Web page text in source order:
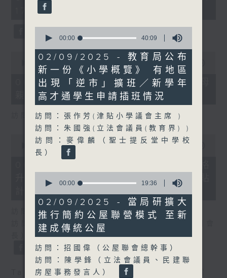
minutes,
17:00 - 18:00)
seconds
minutes,
seconds
06/08/2026 - 5歲男童被虐致死 母
親誤殺及殘酷對待兒童罪成判囚22年
訪問：陳文宜（社福界立法會議員 ）
seconds
minutes,
seconds
00:00 20:08
升幅對基層影響 提優化學校書簿津貼
計劃等建議
訪問：鄧飛（教育界立法會議員）
訪問：吳志華（香港教育出版專業協會內務副會
Tag: 兒童權利 ,教科書 教育
seconds
40
minutes,
9
seconds
00:00 40:09
02/09/2025 - 教育局公布
新一份《小學概覽》 有地區
出現「逆市」擴班／新學年
高才通學生申請插班情況
訪問：張作芳(津貼小學議會主席 )
訪問：朱國強(立法會議員(教育界) )
訪問：麥偉麟（聖士提反堂中學校
長）
seconds
19
minutes,
36
seconds
00:00 19:36
02/09/2025 - 當局研擴大
推行簡約公屋聯營模式 至新
建成傳統公屋
訪問：招國偉（公屋聯會總幹事）
訪問：陳學鋒（立法會議員、民建聯
房屋事務發言人）